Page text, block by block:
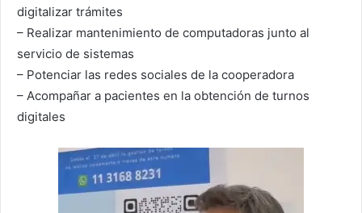
digitalizar trámites
– Realizar mantenimiento de computadoras junto al
servicio de sistemas
– Potenciar las redes sociales de la cooperadora
– Acompañar a pacientes en la obtención de turnos
digitales